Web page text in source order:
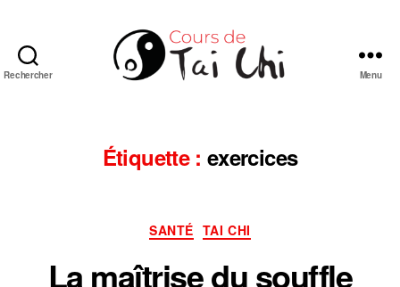
Rechercher
Chi
Chuan
Yang
en
ligne
Menu
Étiquette : exercices
Catégories
SANTÉ TAI CHI
La maîtrise du souffle